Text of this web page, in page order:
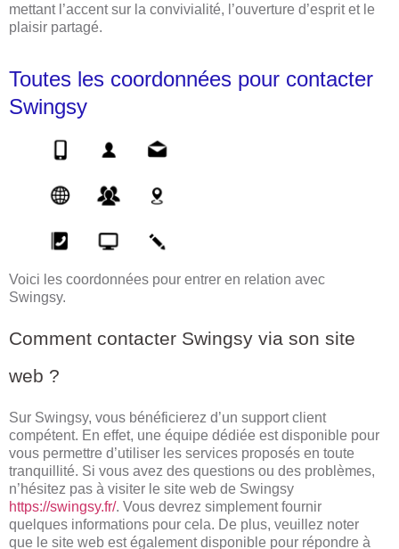
mettant l’accent sur la convivialité, l’ouverture d’esprit et le
plaisir partagé.
Toutes les coordonnées pour contacter
Swingsy
Voici les coordonnées pour entrer en relation avec
Swingsy.
Comment contacter Swingsy via son site
web ?
Sur Swingsy, vous bénéficierez d’un support client
compétent. En effet, une équipe dédiée est disponible pour
vous permettre d’utiliser les services proposés en toute
tranquillité. Si vous avez des questions ou des problèmes,
n’hésitez pas à visiter le site web de Swingsy
https://swingsy.fr/. Vous devrez simplement fournir
quelques informations pour cela. De plus, veuillez noter
que le site web est également disponible pour répondre à